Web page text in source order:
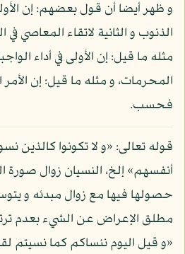
و ظهر أيضا أن قول بعضهم: إن
الذنوب و الثانية لاتقاء المعاصي
مثله ما قيل: إن الأولى في أداء
المحرمات، و مثله ما قيل: إن الأمر
فحسب.
قوله تعالى: «و لا تكونوا كالذين
أنفسهم» إلخ، النسيان زوال
حصولها فيها مع زوال مبدئه و
مطلق الإعراض عن الشيء بعدم
«و قيل اليوم ننساكم كما نسيتم